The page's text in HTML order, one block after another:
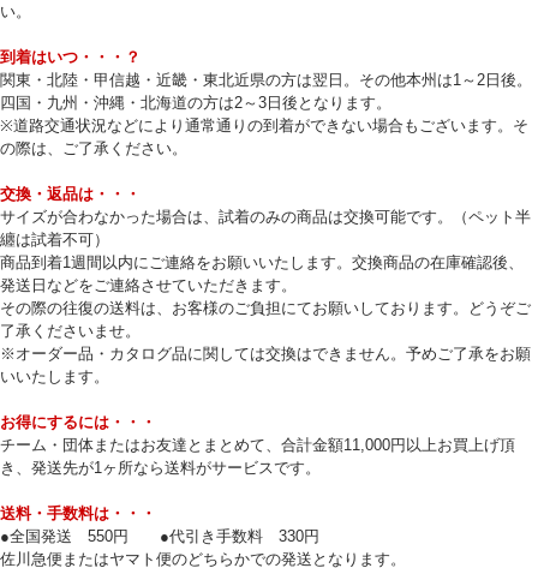
い。
到着はいつ・・・？
関東・北陸・甲信越・近畿・東北近県の方は翌日。その他本州は1～2日後。
四国・九州・沖縄・北海道の方は2～3日後となります。
※道路交通状況などにより通常通りの到着ができない場合もございます。そ
の際は、ご了承ください。
交換・返品は・・・
サイズが合わなかった場合は、試着のみの商品は交換可能です。（ペット半
纏は試着不可）
商品到着1週間以内にご連絡をお願いいたします。交換商品の在庫確認後、
発送日などをご連絡させていただきます。
その際の往復の送料は、お客様のご負担にてお願いしております。どうぞご
了承くださいませ。
※オーダー品・カタログ品に関しては交換はできません。予めご了承をお願
いいたします。
お得にするには・・・
チーム・団体またはお友達とまとめて、合計金額11,000円以上お買上げ頂
き、発送先が1ヶ所なら送料がサービスです。
送料・手数料は・・・
●全国発送 550円 ●代引き手数料 330円
佐川急便またはヤマト便のどちらかでの発送となります。